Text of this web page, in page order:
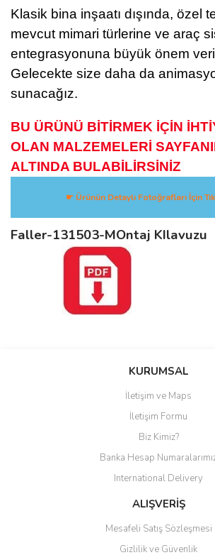
Klasik bina inşaatı dışında, özel
mevcut mimari türlerine ve araç
entegrasyonuna büyük önem
Gelecekte size daha da
sunacağız.
BU ÜRÜNÜ BİTİRMEK İÇİN
OLAN MALZEMELERİ
ALTINDA BULABİLİRSİNİZ
☛ Ürünün Detaylı Fotoğrafları İçin
Faller-131503-MOntaj KIlavuzu
Bu ürüne ilk yorumu siz yapın!
Yorum Yaz
KURUMSAL
İletişim ve Maps
İletişim Formu
Biz Kimiz?
Banka Hesap
International Delivery
ALIŞVERİŞ
Mesafeli Satış Sözleşmesi
Gizlilik ve Güvenlik